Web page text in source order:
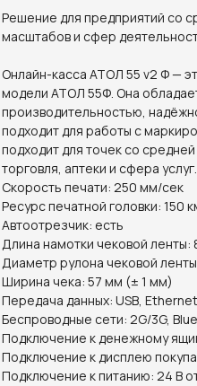
Решение для предприятий со
масштабов и сфер
Онлайн-касса АТОЛ 55 v2 Ф —
модели АТОЛ 55Ф. Она
производительностью,
подходит для работы с
подходит для точек со
торговля, аптеки и сфера услуг.
Скорость печати: 250 мм/сек
Ресурс печатной головки: 150
Автоотрезчик: есть
Длина намотки чековой ленты:
Диаметр рулона чековой
Ширина чека: 57 мм (± 1 мм)
Передача данных: USB, Ethernet
Беспроводные сети: 2G/3G,
Подключение к денежному
Подключение к дисплею
Подключение к питанию: 24 В